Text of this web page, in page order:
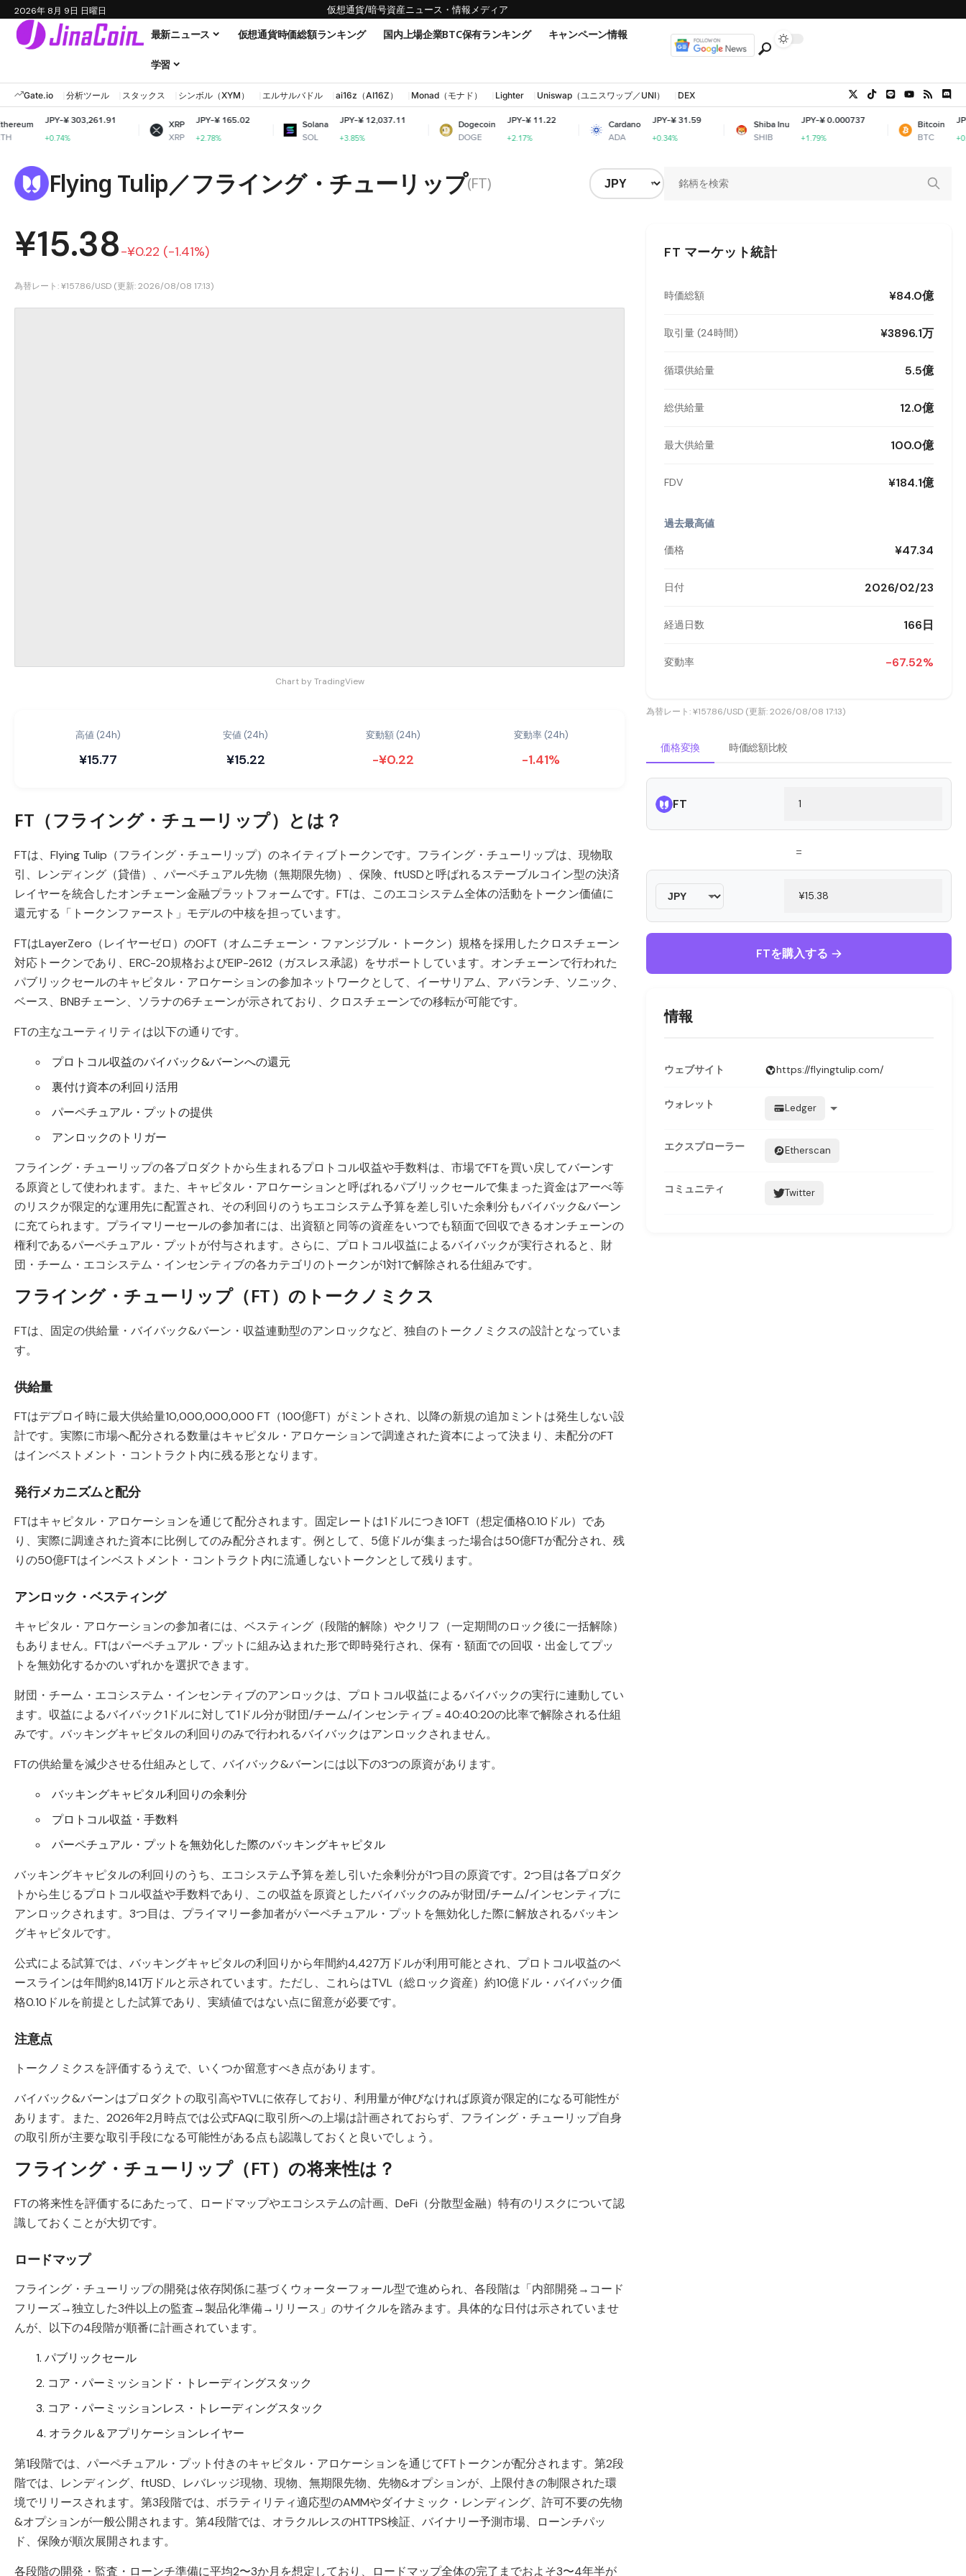
2026年 8月 9日 日曜日 仮想通貨/暗号資産ニュース・情報メディア
最新ニュース 仮想通貨時価総額ランキング 国内上場企業BTC保有ランキング キャンペーン情報
学習
Gate.io 分析ツール スタックス シンボル（XYM） エルサルバドル ai16z（AI16Z） Monad（モナド） Lighter Uniswap（ユニスワップ／UNI） DEX
303,261.91
XRP
JPY-¥ 165.02
+2.78%
Solana
JPY-¥ 12,037.11
+3.85%
Dogecoin
JPY-¥ 11.22
+2.17%
Cardano
JPY-¥ 31.59
+0.34%
Shiba Inu
JPY-¥ 0.000737
+1.79%
Bitcoin
JPY-¥
+0.55%
Flying Tulip／フライング・チューリップ(FT)
¥15.38-¥0.22 (-1.41%)
為替レート: ¥157.86/USD (更新: 2026/08/08 17:13)
Chart by TradingView
高値 (24h)
¥15.77
安値 (24h)
¥15.22
変動額 (24h)
-¥0.22
変動率 (24h)
-1.41%
FT（フライング・チューリップ）とは？
FTは、Flying Tulip（フライング・チューリップ）のネイティブトークンです。フライング・チューリップは、現物取
引、レンディング（貸借）、パーペチュアル先物（無期限先物）、保険、ftUSDと呼ばれるステーブルコイン型の決済
レイヤーを統合したオンチェーン金融プラットフォームです。FTは、このエコシステム全体の活動をトークン価値に
還元する「トークンファースト」モデルの中核を担っています。
FTはLayerZero（レイヤーゼロ）のOFT（オムニチェーン・ファンジブル・トークン）規格を採用したクロスチェーン
対応トークンであり、ERC-20規格およびEIP-2612（ガスレス承認）をサポートしています。オンチェーンで行われた
パブリックセールのキャピタル・アロケーションの参加ネットワークとして、イーサリアム、アバランチ、ソニック、
ベース、BNBチェーン、ソラナの6チェーンが示されており、クロスチェーンでの移転が可能です。
FTの主なユーティリティは以下の通りです。
プロトコル収益のバイバック&バーンへの還元
裏付け資本の利回り活用
パーペチュアル・プットの提供
アンロックのトリガー
フライング・チューリップの各プロダクトから生まれるプロトコル収益や手数料は、市場でFTを買い戻してバーンす
る原資として使われます。また、キャピタル・アロケーションと呼ばれるパブリックセールで集まった資金はアーべ等
のリスクが限定的な運用先に配置され、その利回りのうちエコシステム予算を差し引いた余剰分もバイバック&バーン
に充てられます。プライマリーセールの参加者には、出資額と同等の資産をいつでも額面で回収できるオンチェーンの
権利であるパーペチュアル・プットが付与されます。さらに、プロトコル収益によるバイバックが実行されると、財
団・チーム・エコシステム・インセンティブの各カテゴリのトークンが1対1で解除される仕組みです。
フライング・チューリップ（FT）のトークノミクス
FTは、固定の供給量・バイバック&バーン・収益連動型のアンロックなど、独自のトークノミクスの設計となっていま
す。
供給量
FTはデプロイ時に最大供給量10,000,000,000 FT（100億FT）がミントされ、以降の新規の追加ミントは発生しない設
計です。実際に市場へ配分される数量はキャピタル・アロケーションで調達された資本によって決まり、未配分のFT
はインベストメント・コントラクト内に残る形となります。
発行メカニズムと配分
FTはキャピタル・アロケーションを通じて配分されます。固定レートは1ドルにつき10FT（想定価格0.10ドル）であ
り、実際に調達された資本に比例してのみ配分されます。例として、5億ドルが集まった場合は50億FTが配分され、残
りの50億FTはインベストメント・コントラクト内に流通しないトークンとして残ります。
アンロック・ベスティング
キャピタル・アロケーションの参加者には、ベスティング（段階的解除）やクリフ（一定期間のロック後に一括解除）
もありません。FTはパーペチュアル・プットに組み込まれた形で即時発行され、保有・額面での回収・出金してプッ
トを無効化するかのいずれかを選択できます。
財団・チーム・エコシステム・インセンティブのアンロックは、プロトコル収益によるバイバックの実行に連動してい
ます。収益によるバイバック1ドルに対して1ドル分が財団/チーム/インセンティブ = 40:40:20の比率で解除される仕組
みです。バッキングキャピタルの利回りのみで行われるバイバックはアンロックされません。
FTの供給量を減少させる仕組みとして、バイバック&バーンには以下の3つの原資があります。
バッキングキャピタル利回りの余剰分
プロトコル収益・手数料
パーペチュアル・プットを無効化した際のバッキングキャピタル
バッキングキャピタルの利回りのうち、エコシステム予算を差し引いた余剰分が1つ目の原資です。2つ目は各プロダク
トから生じるプロトコル収益や手数料であり、この収益を原資としたバイバックのみが財団/チーム/インセンティブに
アンロックされます。3つ目は、プライマリー参加者がパーペチュアル・プットを無効化した際に解放されるバッキン
グキャピタルです。
公式による試算では、バッキングキャピタルの利回りから年間約4,427万ドルが利用可能とされ、プロトコル収益のベ
ースラインは年間約8,141万ドルと示されています。ただし、これらはTVL（総ロック資産）約10億ドル・バイバック価
格0.10ドルを前提とした試算であり、実績値ではない点に留意が必要です。
注意点
トークノミクスを評価するうえで、いくつか留意すべき点があります。
バイバック&バーンはプロダクトの取引高やTVLに依存しており、利用量が伸びなければ原資が限定的になる可能性が
あります。また、2026年2月時点では公式FAQに取引所への上場は計画されておらず、フライング・チューリップ自身
の取引所が主要な取引手段になる可能性がある点も認識しておくと良いでしょう。
フライング・チューリップ（FT）の将来性は？
FTの将来性を評価するにあたって、ロードマップやエコシステムの計画、DeFi（分散型金融）特有のリスクについて認
識しておくことが大切です。
ロードマップ
フライング・チューリップの開発は依存関係に基づくウォーターフォール型で進められ、各段階は「内部開発→コード
フリーズ→独立した3件以上の監査→製品化準備→リリース」のサイクルを踏みます。具体的な日付は示されていませ
んが、以下の4段階が順番に計画されています。
パブリックセール
コア・パーミッションド・トレーディングスタック
コア・パーミッションレス・トレーディングスタック
オラクル＆アプリケーションレイヤー
第1段階では、パーペチュアル・プット付きのキャピタル・アロケーションを通じてFTトークンが配分されます。第2段
階では、レンディング、ftUSD、レバレッジ現物、現物、無期限先物、先物&オプションが、上限付きの制限された環
境でリリースされます。第3段階では、ボラティリティ適応型のAMMやダイナミック・レンディング、許可不要の先物
&オプションが一般公開されます。第4段階では、オラクルレスのHTTPS検証、バイナリー予測市場、ローンチパッ
ド、保険が順次展開されます。
各段階の開発・監査・ローンチ準備に平均2〜3か月を想定しており、ロードマップ全体の完了までおよそ3〜4年半が
FT マーケット統計
時価総額 ¥84.0億
取引量 (24時間) ¥3896.1万
循環供給量 5.5億
総供給量 12.0億
最大供給量 100.0億
FDV ¥184.1億
過去最高値
価格 ¥47.34
日付 2026/02/23
経過日数 166日
変動率 -67.52%
為替レート: ¥157.86/USD (更新: 2026/08/08 17:13)
価格変換 時価総額比較
FT
=
FTを購入する
情報
ウェブサイト https://flyingtulip.com/
ウォレット Ledger
エクスプローラー Etherscan
コミュニティ Twitter